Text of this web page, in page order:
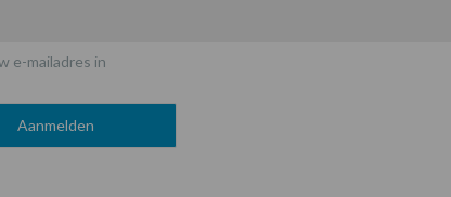
e-mailadres in